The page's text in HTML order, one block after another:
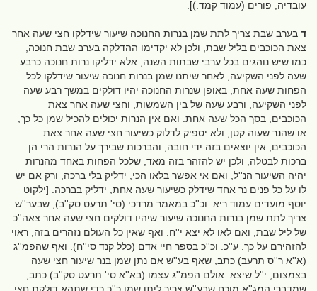
עובדיה, פורים (עמוד קמד:)].
ד בערב שבת צריך לתת שמן בנרות החנוכה שיעור שידלקו חצי שעה אחר
צאת הכוכבים בליל שבת, ולכן לא יקדימו ההדלקה בערב שבת חנוכה,
כמו שיש נוהגים בכל ערבי שבתות השנה, אלא ידליקו נרות חנוכה כרבע
שעה לפני השקיעה, לאחר שיתנו שמן בנרות חנוכה שיעור שידלקו לכל
הפחות שעה אחת, באופן שנרות החנוכה יהיו דולקים במשך רבע שעה
לפני השקיעה, ורבע שעה של בין השמשות, וחצי שעה אחר צאת
הכוכבים, בסך הכל שעה אחת. ואם אין הנרות יכולים להכיל שמן כל כך,
או שהנר שעוה קטן, ולא יספיק לדלוק כשיעור חצי שעה אחר צאת
הכוכבים, אין יוצאים בזה ידי חובה, והברכות שבירך על הנרות הרי הן
ברכות לבטלה, ולכן יש להזהר בזה מאד, שלכל הפחות באחד מהנרות
יהיה השיעור הנ''ל, ואם אי אפשר בלאו הכי, ידליק בלי ברכה, ורק אם יש
לו על כל פנים נר אחד שידלק כשיעור שעה אחת, ידליק בברכה. [ילקוט
יוסף מועדים עמוד ריא. וכ''כ במאמר מרדכי (סי' תרעט סק''ב), שבער''ש
צריך לתת שמן בנרות החנוכה שיעור שיהיו דולקים חצי שעה אחר צאה''כ
של ליל שבת, ואם לאו לא יצא י''ח. ואף שאין כל העולם נזהרים בזה, ראוי
להזהירם על כך. ע''כ. וכ''כ בספר חיי אדם (כלל קנד סי''ח). ואף שהפמ''ג
(א''א ר''ס תרעב) כתב, שאף בע''ש אם נתן שמן בנר שיעור חצי שעה
בצמצום, י''ל שיצא. אולם הפמ''ג עצמו (בא''א סי' תרעט סק''ב) כתב,